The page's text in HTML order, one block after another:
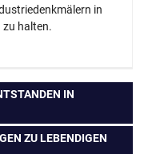
in
zu halten.
IN
ZU LEBENDIGEN